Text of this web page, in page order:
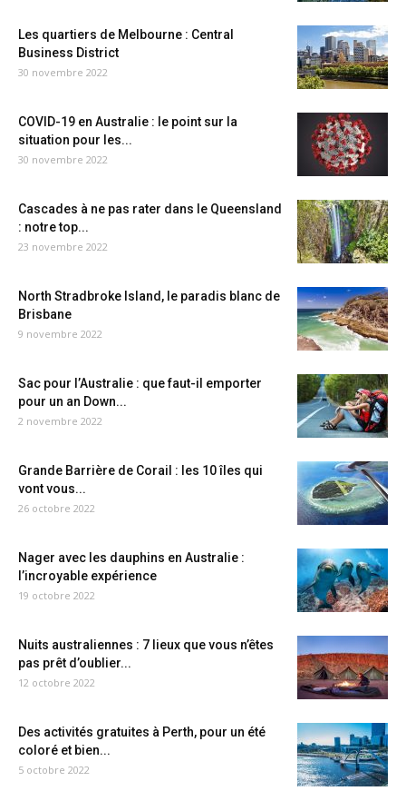
Les quartiers de Melbourne : Central
Business District
30 novembre 2022
COVID-19 en Australie : le point sur la
situation pour les...
30 novembre 2022
Cascades à ne pas rater dans le Queensland
: notre top...
23 novembre 2022
North Stradbroke Island, le paradis blanc de
Brisbane
9 novembre 2022
Sac pour l’Australie : que faut-il emporter
pour un an Down...
2 novembre 2022
Grande Barrière de Corail : les 10 îles qui
vont vous...
26 octobre 2022
Nager avec les dauphins en Australie :
l’incroyable expérience
19 octobre 2022
Nuits australiennes : 7 lieux que vous n’êtes
pas prêt d’oublier...
12 octobre 2022
Des activités gratuites à Perth, pour un été
coloré et bien...
5 octobre 2022